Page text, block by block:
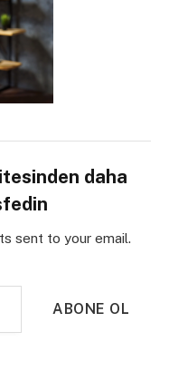
daha
sent to your email.
ABONE OL